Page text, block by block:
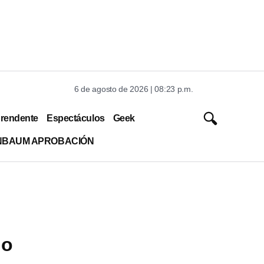
6 de agosto de 2026 | 08:23 p.m.
Espectáculos Geek
APROBACIÓN